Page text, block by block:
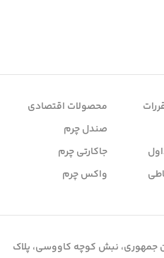
محصولات اقتصادی
صندل چرم
جاکارتی چرم
واکس چرم
جمهوری، نبش کوچه کاووسی، پلاک